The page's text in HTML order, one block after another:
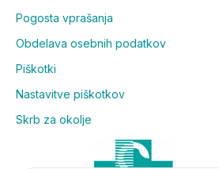
Pogosta vprašanja
Obdelava osebnih podatkov
Piškotki
Nastavitve piškotkov
Skrb za okolje